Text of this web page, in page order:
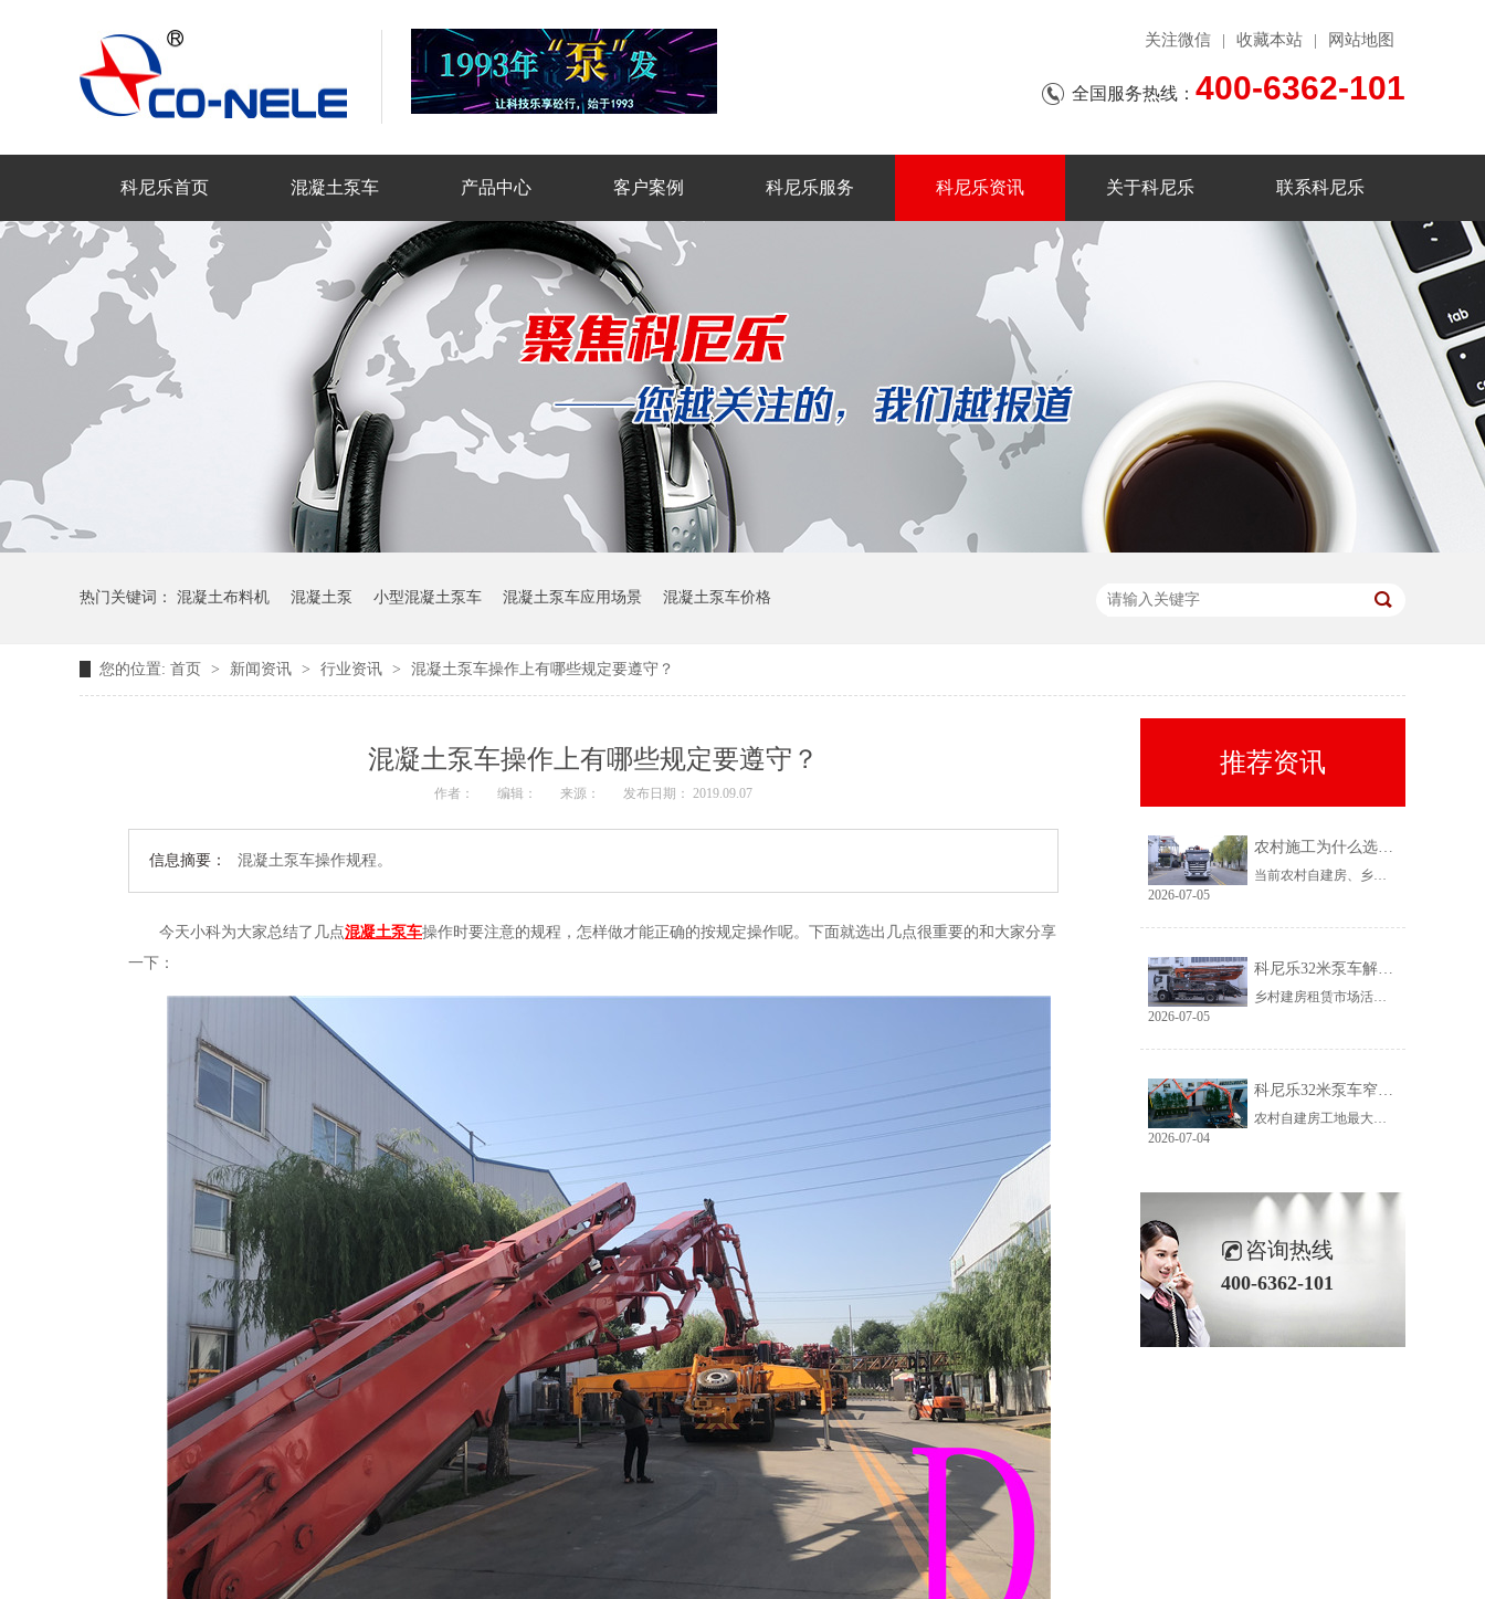
关注微信 收藏本站 网站地图
全国服务热线： 400-6362-101
科尼乐首页 混凝土泵车 产品中心 客户案例 科尼乐服务 科尼乐资讯 关于科尼乐 联系科尼乐
热门关键词： 混凝土布料机 混凝土泵 小型混凝土泵车 混凝土泵车应用场景 混凝土泵车价格
您的位置: 首页 > 新闻资讯 > 行业资讯 > 混凝土泵车操作上有哪些规定要遵守？
混凝土泵车操作上有哪些规定要遵守？
作者： 编辑： 来源： 发布日期： 2019.09.07
信息摘要： 混凝土泵车操作规程。
今天小科为大家总结了几点混凝土泵车操作时要注意的规程，怎样做才能正确的按规定操作呢。下面就选出几点很重要的和大家分享
一下：
推荐资讯
农村施工为什么选择科尼乐32米泵车
当前农村自建房、乡镇小型基建需求持续上涨，乡镇泵车租赁需求稳定、回款快，是很多租赁老板的核心盈利市场。但农村工况复杂、场地受限、料况不稳定，传统大机型进场难、闲置高，杂牌小机型配置缩水、故障多、运维贵。综合工况适配性、稳定性、性价比来看，科尼乐32米泵车凭借均衡的参数配置和乡镇专属性能，成为农村施工的黄金主力机型。
2026-07-05
科尼乐32米泵车解决乡村窄巷通行难题
乡村建房租赁市场活源充足，但普遍存在路况差、场地窄、就位难等问题。传统大臂架泵车车身宽、轴距长、支腿占用空间大，受限于乡村路况，大量乡镇工地无法进场施工，导致很多租赁老板明明有活却接不到，严重限制接单范围与全年收益。科尼乐32米泵车从结构层面专项优化，彻底破解乡村窄巷通行、就位、施工三大痛点。
2026-07-05
科尼乐32米泵车窄巷施工优势解析
农村自建房工地最大的特点就是空间受限，巷道窄、院落小、障碍物多。市面上多数常规泵车车身尺寸大、支腿跨度宽，往往出现能进村、进不了院、进院不能施工的尴尬情况，最后只能人工接管浇筑，施工慢、人工贵、甲方满意度低。想要拿下乡镇窄场活源，设备的窄巷适配能力是关键，科尼乐32米泵车针对性优化狭小场地性能，完美适配农村复杂工况。
2026-07-04
咨询热线
400-6362-101